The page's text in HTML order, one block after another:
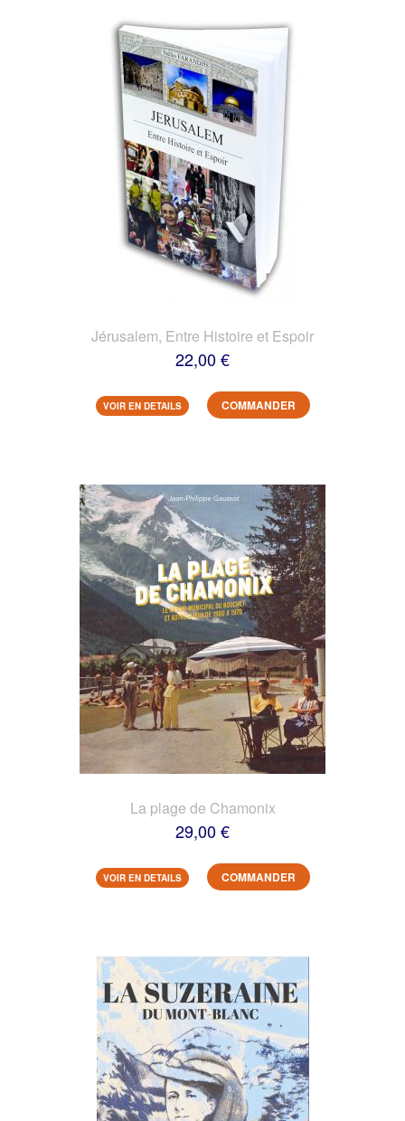
Jérusalem, Entre Histoire et Espoir
22,00 €
VOIR EN DETAILS COMMANDER
La plage de Chamonix
29,00 €
VOIR EN DETAILS COMMANDER